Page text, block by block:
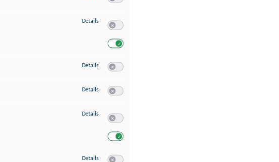
Details zu Verwendung reduzierter Daten zur Auswahl von Werbeanzeigen
Details zu Erstellung von Profilen für personalisierte Werbung
Details zu Verwendung von Profilen zur Auswahl personalisierter Werbung
Details zu Messung der Werbeleistung
Details zu Messung der Performance von Inhalten